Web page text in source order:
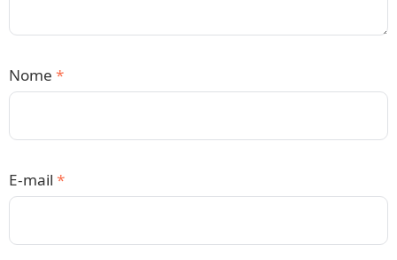
Nome *
E-mail *